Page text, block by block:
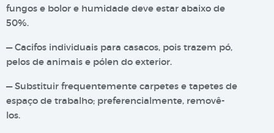
fungos e bolor e humidade deve estar abaixo de
50%.
— Cacifos individuais para casacos, pois trazem pó,
pelos de animais e pólen do exterior.
— Substituir frequentemente carpetes e tapetes de
espaço de trabalho; preferencialmente, removê-
los.